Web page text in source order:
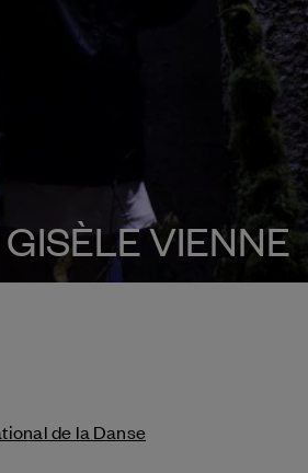
GISÈLE VIENNE
de la Danse